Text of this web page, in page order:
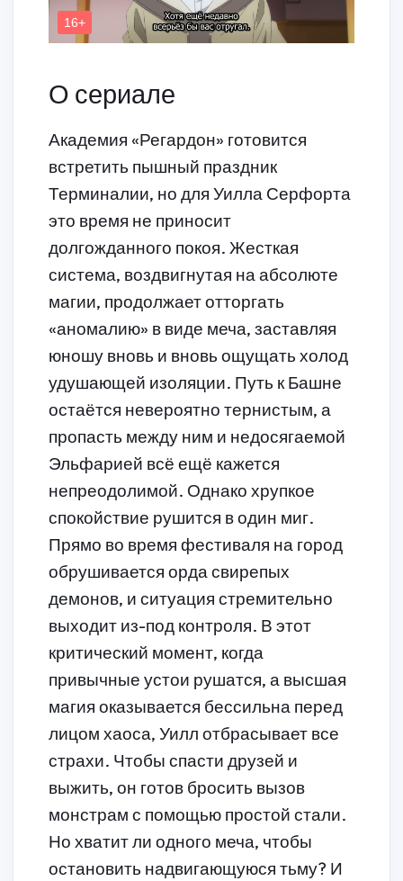
О сериале
Академия «Регардон» готовится
встретить пышный праздник
Терминалии, но для Уилла Серфорта
это время не приносит
долгожданного покоя. Жесткая
система, воздвигнутая на абсолюте
магии, продолжает отторгать
«аномалию» в виде меча, заставляя
юношу вновь и вновь ощущать холод
удушающей изоляции. Путь к Башне
остаётся невероятно тернистым, а
пропасть между ним и недосягаемой
Эльфарией всё ещё кажется
непреодолимой. Однако хрупкое
спокойствие рушится в один миг.
Прямо во время фестиваля на город
обрушивается орда свирепых
демонов, и ситуация стремительно
выходит из-под контроля. В этот
критический момент, когда
привычные устои рушатся, а высшая
магия оказывается бессильна перед
лицом хаоса, Уилл отбрасывает все
страхи. Чтобы спасти друзей и
выжить, он готов бросить вызов
монстрам с помощью простой стали.
Но хватит ли одного меча, чтобы
остановить надвигающуюся тьму? И